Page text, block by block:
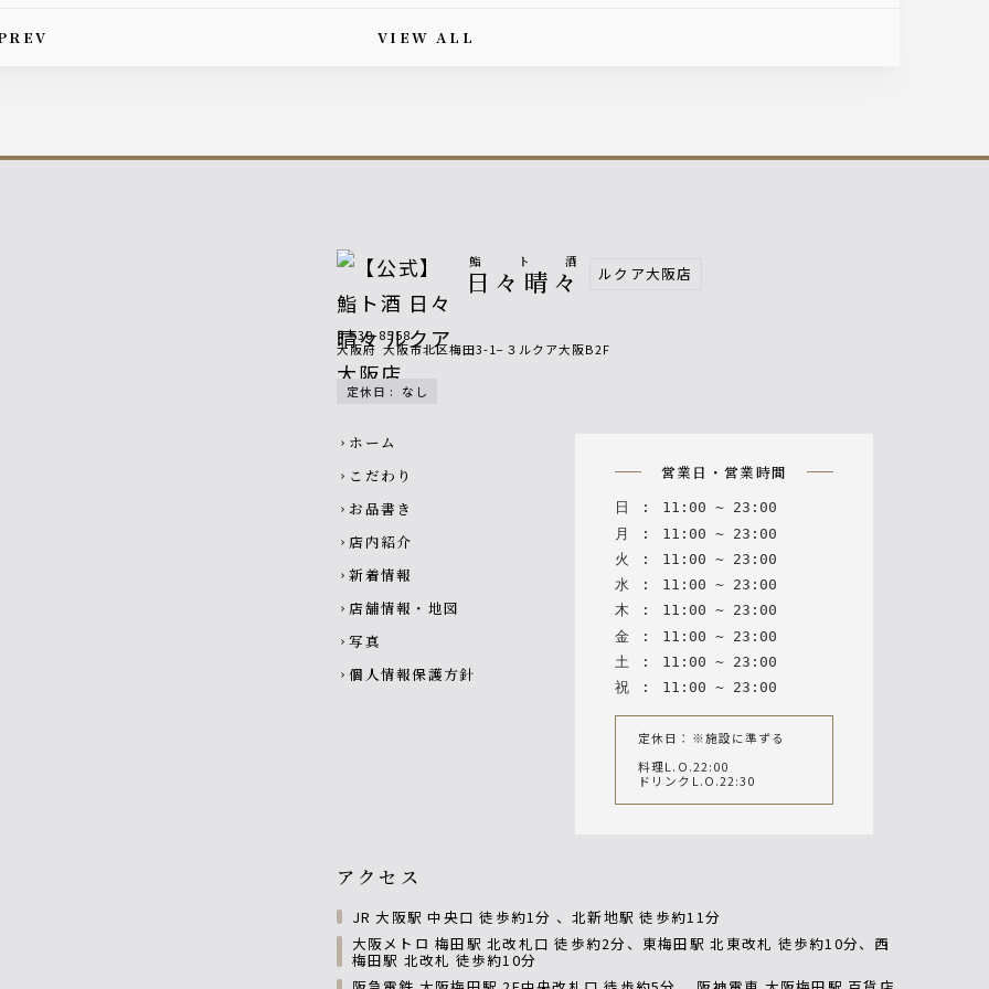
article's paging VIEW ALL
鮨ト酒
日々晴々 ルクア大阪店
〒530-8558
大阪府 大阪市北区梅田3-1−３ルクア大阪B2F
定休日 : なし
Footer navigation
chevron_right ホーム
chevron_right こだわり
chevron_right お品書き
chevron_right 店内紹介
chevron_right 新着情報
chevron_right 店舗情報・地図
chevron_right 写真
chevron_right 個人情報保護方針
営業日・営業時間
日 : 11 : 00 ~ 23 : 00
月
: 11 : 00 ~ 23 : 00
火
: 11 : 00 ~ 23 : 00
水 : 11 : 00 ~ 23 : 00
木
: 11 : 00 ~ 23 : 00
金
: 11 : 00 ~ 23 : 00
土
: 11 : 00 ~ 23 : 00
祝 : 11 : 00 ~ 23 : 00
定休日：※施設に準ずる
料理L.O.22:00
ドリンクL.O.22:30
アクセス
JR 大阪駅 中央口 徒歩約1分 、北新地駅 徒歩約11分
大阪メトロ 梅田駅 北改札口 徒歩約2分、東梅田駅 北東改札 徒歩約10分、西
梅田駅 北改札 徒歩約10分